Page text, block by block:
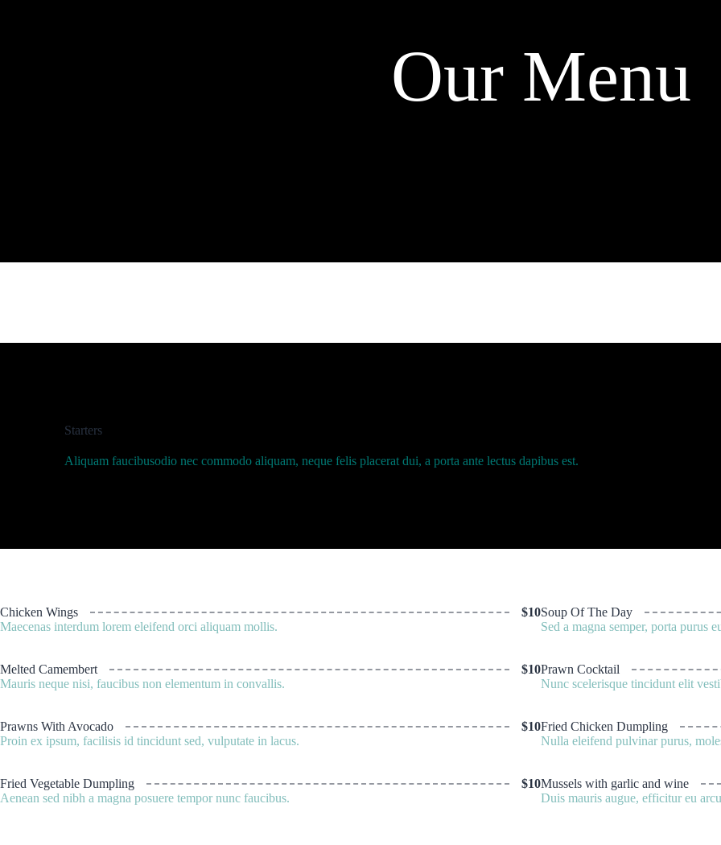
Our Menu
Starters
Aliquam faucibusodio nec commodo aliquam, neque felis placerat dui, a porta ante lectus dapibus est.
Chicken Wings
$10
Maecenas interdum lorem eleifend orci aliquam mollis.
Melted Camembert
$10
Mauris neque nisi, faucibus non elementum in convallis.
Prawns With Avocado
$10
Proin ex ipsum, facilisis id tincidunt sed, vulputate in lacus.
Fried Vegetable Dumpling
$10
Aenean sed nibh a magna posuere tempor nunc faucibus.
Soup Of The Day
Sed a magna semper, porta purus
Prawn Cocktail
Nunc scelerisque tincidunt elit
Fried Chicken Dumpling
Nulla eleifend pulvinar purus,
Mussels with garlic and wine
Duis mauris augue, efficitur eu